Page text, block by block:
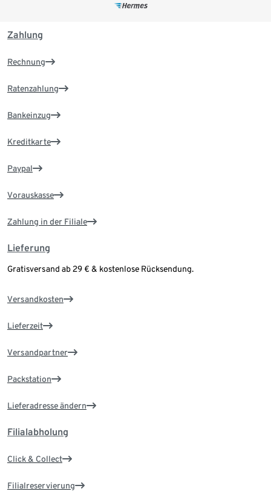
Zahlung
Rechnung
Ratenzahlung
Bankeinzug
Kreditkarte
Paypal
Vorauskasse
Zahlung in der Filiale
Lieferung
Gratisversand ab 29 € & kostenlose Rücksendung.
Versandkosten
Lieferzeit
Versandpartner
Packstation
Lieferadresse ändern
Filialabholung
Click & Collect
Filialreservierung